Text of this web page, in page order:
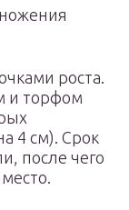
роста.
и торфом
4 см). Срок
после чего